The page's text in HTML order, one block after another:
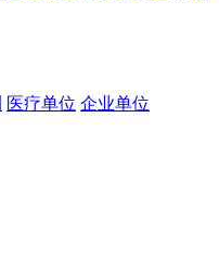
医疗单位 企业单位